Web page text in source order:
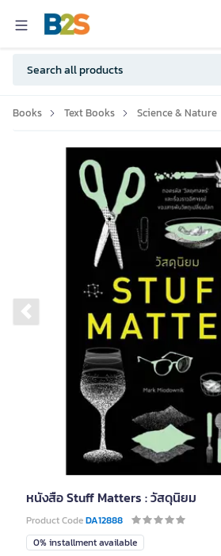
Books Text Books Science & Nature
Previous slide
หนังสือ Stuff Matters : วัสดุนิยม
Product CodeDA12888
0% installment available